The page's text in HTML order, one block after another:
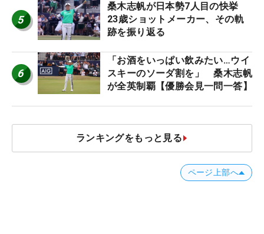
5
桑木志帆が日本勢7人目の快挙
23歳ショットメーカー、その軌
跡を振り返る
6
「お酒をいっぱい飲みたい…ウイ
スキーのソーダ割を」 桑木志帆
が全英制覇【優勝会見一問一答】
ランキングをもっと見る
ページ上部へ